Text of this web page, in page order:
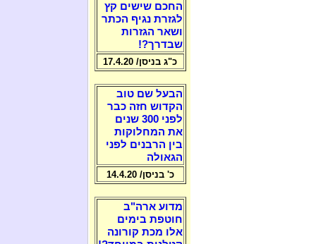
החכם שישים קץ
לגזרת נגיף הכתר
ושאר הגזרות
שבדרך?!
כ"ג בניסן/ 17.4.20
הבעל שם טוב
הקדוש חזה כבר
לפני 300 שנים
את המחלוקות
בין הרבנים לפני
הגאולה
כ' בניסן/ 14.4.20
מדוע ארה"ב
חוטפת בימים
אלו מכת קורונה